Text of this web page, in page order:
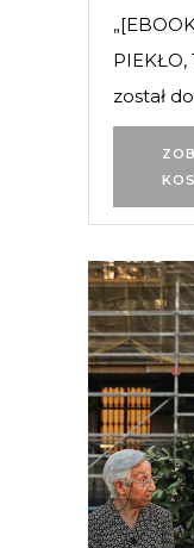
PIEKŁO,
został